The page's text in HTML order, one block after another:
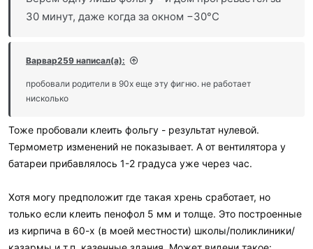
30 минут, даже когда за окном −30°C
Варвар259 написал(а):
пробовали родители в 90х еще эту фигню. не работает
нисколько
Тоже пробовали клеить фольгу - результат нулевой.
Термометр изменений не показывает. А от вентилятора у
батареи прибавлялось 1-2 градуса уже через час.
Хотя могу предположит где такая хрень сработает, но
только если клеить пенофол 5 мм и толще. Это построенные
из кирпича в 60-х (в моей местности) школы/поликлиники/